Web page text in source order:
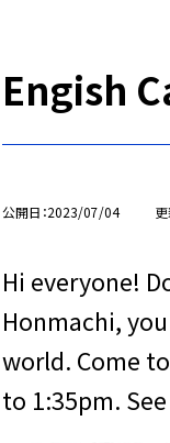
Engish
公開日 2023/07/04
Hi everyone!
Honmachi,
world. Come
to 1:35pm.